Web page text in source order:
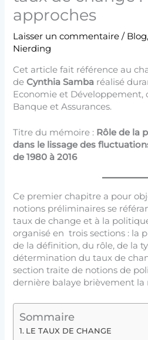
approches
Laisser un commentaire / Blog,
Nierding
Cet article fait référence au
deCynthia Samba réalisé
Economie et Développement,
Banque et Assurances.
Titre du mémoire : Rôle de la
dans le lissage des
de 1980 à 2016
Ce premier chapitre a pour
notions préliminaires se
taux de change et à la
organisé en trois sections : la
de la définition, du rôle, de la
détermination du taux de
section traite de notions de
dernière balaye brièvement
Sommaire
LE TAUX DE CHANGE